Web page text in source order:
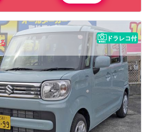
ドラレコ付